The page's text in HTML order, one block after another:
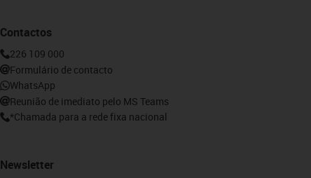
Contactos
226 109 000
Formulário de contacto
WhatsApp
Reunião de imediato pelo MS Teams
*Chamada para a rede fixa nacional
Newsletter